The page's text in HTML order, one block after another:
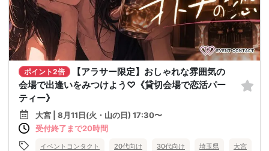
ポイント2倍
【アラサー限定】おしゃれな雰囲気の
会場で出逢いをみつけよう♡《貸切会場で恋活パー
ティー》
大宮 | 8月11日(火・山の日) 17:30〜
受付終了まで20時間
イベントコンタクト 20代向け 30代向け 埼玉県 大宮